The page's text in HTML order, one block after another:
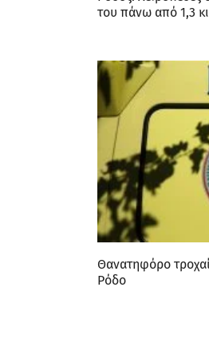
του πάνω από 1,3
Θανατηφόρο
Ρόδο